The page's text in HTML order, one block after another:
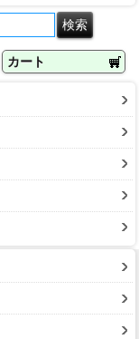
カート